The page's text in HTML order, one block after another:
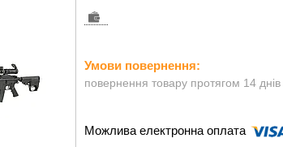
повернення товару протягом 14 днів